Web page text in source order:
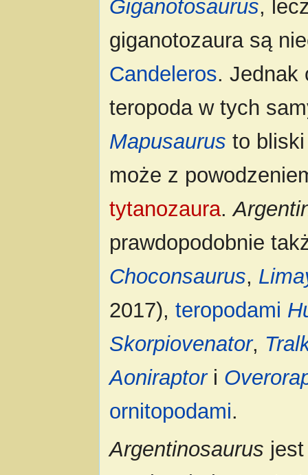
Giganotosaurus,
giganotozaura są
Candeleros. Jednak
teropoda w tych
Mapusaurus to
może z
tytanozaura.
prawdopodobnie
Choconsaurus,
2017),teropodami
Skorpiovenator,
Aoniraptori
ornitopodami.
Argentinosaurus